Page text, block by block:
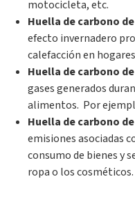
motocicleta, etc.
Huella de carbono
efecto invernadero
calefacción en
Huella de carbono
gases generados
alimentos. Por
Huella de carbono
emisiones asociadas
consumo de bienes y
ropa o los cosméticos.